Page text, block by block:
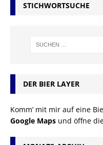
STICHWORTSUCHE
DER BIER LAYER
Komm’ mit mir auf eine
Google Maps und öffne